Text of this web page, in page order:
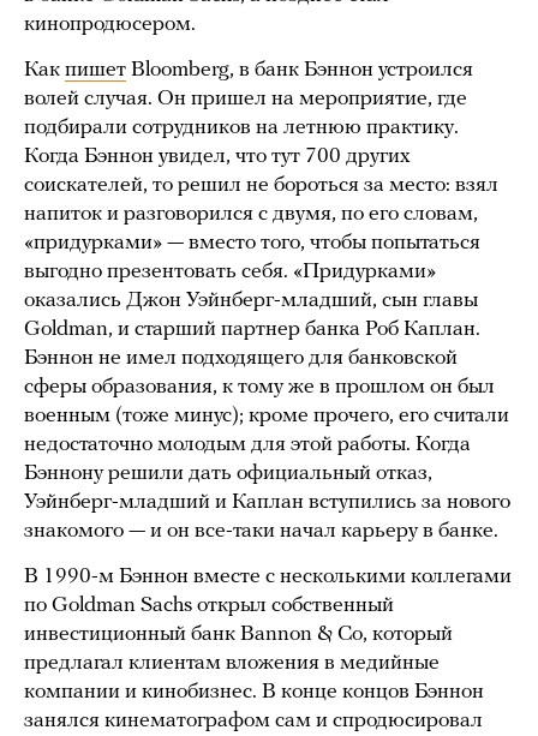
кинопродюсером.
Как пишет Bloomberg, в банк Бэннон устроился
волей случая. Он пришел на мероприятие, где
подбирали сотрудников на летнюю практику.
Когда Бэннон увидел, что тут 700 других
соискателей, то решил не бороться за место: взял
напиток и разговорился с двумя, по его словам,
«придурками» — вместо того, чтобы попытаться
выгодно презентовать себя. «Придурками»
оказались Джон Уэйнберг-младший, сын главы
Goldman, и старший партнер банка Роб Каплан.
Бэннон не имел подходящего для банковской
сферы образования, к тому же в прошлом он был
военным (тоже минус); кроме прочего, его считали
недостаточно молодым для этой работы. Когда
Бэннону решили дать официальный отказ,
Уэйнберг-младший и Каплан вступились за нового
знакомого — и он все-таки начал карьеру в банке.
В 1990-м Бэннон вместе с несколькими коллегами
по Goldman Sachs открыл собственный
инвестиционный банк Bannon & Co, который
предлагал клиентам вложения в медийные
компании и кинобизнес. В конце концов Бэннон
занялся кинематографом сам и спродюсировал